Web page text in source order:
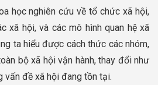
học nghiên cứu về tổ chức xã hội,
xã hội, và các mô hình quan hệ xã
ta hiểu được cách thức các nhóm,
bộ xã hội vận hành, thay đổi như
vấn đề xã hội đang tồn tại.